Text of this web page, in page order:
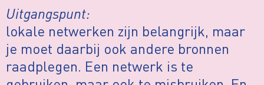
Uitgangspunt:
lokale netwerken zijn belangrijk, maar
je moet daarbij ook andere bronnen
raadplegen. Een netwerk is te